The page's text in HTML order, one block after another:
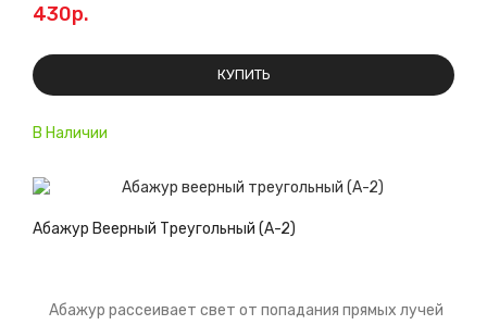
В Наличии
430р.
КУПИТЬ
Абажур Веерный Треугольный (А-2)
Абажур рассеивает свет от попадания прямых лучей